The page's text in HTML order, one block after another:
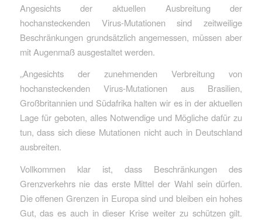
Angesichts der aktuellen Ausbreitung der
hochansteckenden Virus-Mutationen sind zeitweilige
Beschränkungen grundsätzlich angemessen, müssen aber
mit Augenmaß ausgestaltet werden.
„Angesichts der zunehmenden Verbreitung von
hochansteckenden Virus-Mutationen aus Brasilien,
Großbritannien und Südafrika halten wir es in der aktuellen
Lage für geboten, alles Notwendige und Mögliche dafür zu
tun, dass sich diese Mutationen nicht auch in Deutschland
ausbreiten.
Vollkommen klar ist, dass Beschränkungen des
Grenzverkehrs nie das erste Mittel der Wahl sein dürfen.
Die offenen Grenzen in Europa sind und bleiben ein hohes
Gut, das es auch in dieser Krise weiter zu schützen gilt.